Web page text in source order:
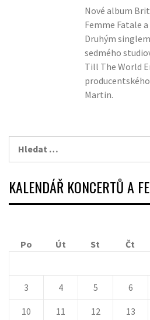
Nové album
Femme Fatale
Druhým
sedmého
Till The World
Martin.
KALENDÁŘ KONCERTŮ A
Po
Út St Čt
3 4 5 6
10 11 12 13